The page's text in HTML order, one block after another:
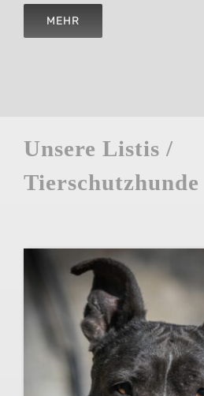
MEHR
Unsere Listis /
Tierschutzhunde